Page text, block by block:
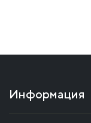
Информация